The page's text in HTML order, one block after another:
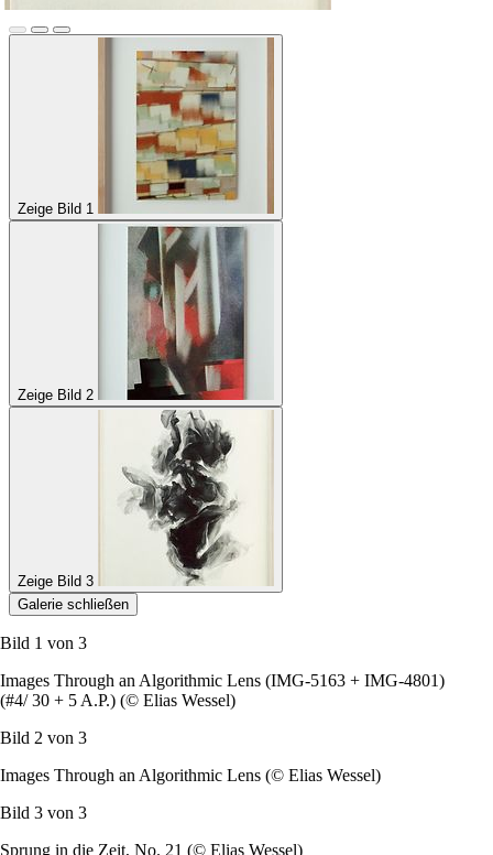
Zeige Bild 1
Zeige Bild 2
Zeige Bild 3
Galerie schließen
Bild 1 von 3
Images Through an Algorithmic Lens (IMG-5163 + IMG-4801)
(#4/ 30 + 5 A.P.) (© Elias Wessel)
Bild 2 von 3
Images Through an Algorithmic Lens (© Elias Wessel)
Bild 3 von 3
Sprung in die Zeit, No. 21 (© Elias Wessel)